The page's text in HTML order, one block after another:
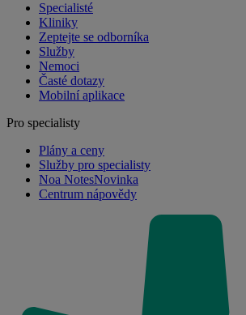
Specialisté
Kliniky
Zeptejte se odborníka
Služby
Nemoci
Časté dotazy
Mobilní aplikace
Pro specialisty
Plány a ceny
Služby pro specialisty
Noa NotesNovinka
Centrum nápovědy